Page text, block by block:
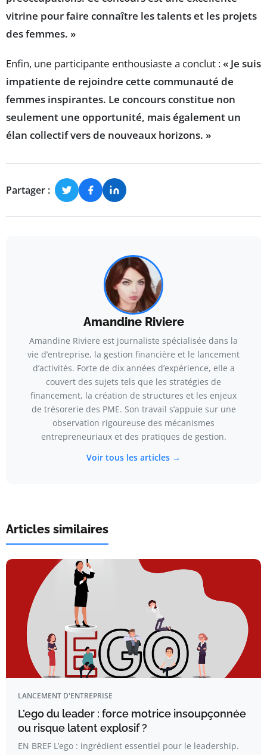
vitrine pour faire connaître les talents et les projets
des femmes. »
Enfin, une participante enthousiaste a conclut :« Je suis
impatiente de rejoindre cette communauté de
femmes inspirantes. Le concours constitue non
seulement une opportunité, mais également un
élan collectif vers de nouveaux horizons. »
Partager :
Amandine Riviere
Amandine Riviere est journaliste spécialisée dans la
vie d’entreprise, la gestion financière et le lancement
d’activités. Forte de dix années d’expérience, elle a
couvert des sujets tels que les stratégies de
financement, la création de structures et les enjeux
de trésorerie des PME. Son travail s’appuie sur une
observation rigoureuse des mécanismes
entrepreneuriaux et des pratiques de gestion.
Voir tous les articles →
Articles similaires
LANCEMENT D'ENTREPRISE
L’ego du leader : force motrice insoupçonnée
ou risque latent explosif ?
EN BREF L’ego : ingrédient essentiel pour le leadership.